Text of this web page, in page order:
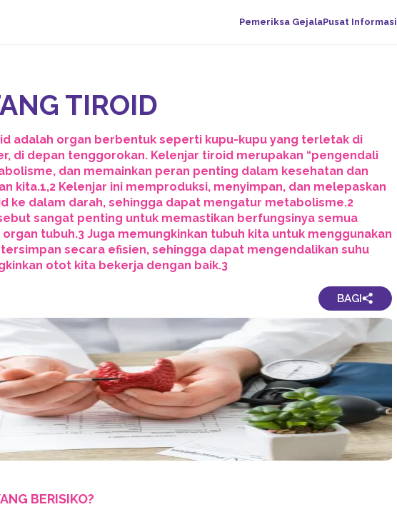
Pemeriksa GejalaPusat Informasi
TIROID
adalah organ berbentuk seperti kupu-kupu yang terletak di
di depan tenggorokan. Kelenjar tiroid merupakan “pengendali
dan memainkan peran penting dalam kesehatan dan
kita.1,2 Kelenjar ini memproduksi, menyimpan, dan melepaskan
ke dalam darah, sehingga dapat mengatur metabolisme.2
sangat penting untuk memastikan berfungsinya semua
organ tubuh.3 Juga memungkinkan tubuh kita untuk menggunakan
secara efisien, sehingga dapat mengendalikan suhu
otot kita bekerja dengan baik.3
BAGI
BERISIKO?